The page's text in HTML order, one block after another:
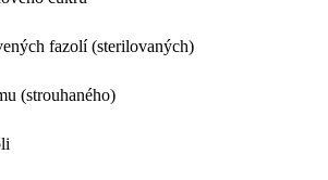
fazolí (sterilovaných)
(strouhaného)